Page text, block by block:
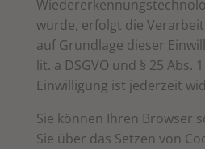
wurde, erfolgt die
auf Grundlage dieser
lit. a DSGVO und § 25 Abs.
Einwilligung ist jederzeit
Sie können Ihren Browser
Sie über das Setzen von